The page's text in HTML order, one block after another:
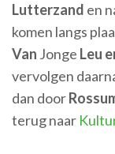
Lutterzand en
komen langs
Van Jonge Leu
vervolgen
dan door
terug naar